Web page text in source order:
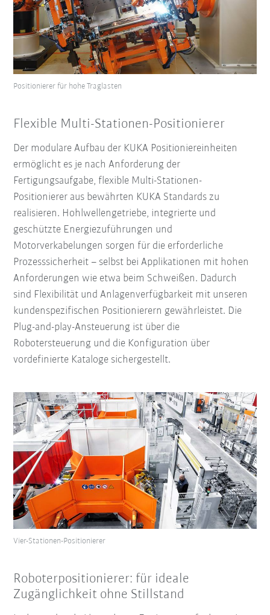
Positionierer für hohe Traglasten
Flexible Multi-Stationen-Positionierer
Der modulare Aufbau der KUKA Positioniereinheiten
ermöglicht es je nach Anforderung der
Fertigungsaufgabe, flexible Multi-Stationen-
Positionierer aus bewährten KUKA Standards zu
realisieren. Hohlwellengetriebe, integrierte und
geschützte Energiezuführungen und
Motorverkabelungen sorgen für die erforderliche
Prozesssicherheit – selbst bei Applikationen mit hohen
Anforderungen wie etwa beim Schweißen. Dadurch
sind Flexibilität und Anlagenverfügbarkeit mit unseren
kundenspezifischen Positionierern gewährleistet. Die
Plug-and-play-Ansteuerung ist über die
Robotersteuerung und die Konfiguration über
vordefinierte Kataloge sichergestellt.
Vier-Stationen-Positionierer
Roboterpositionierer: für ideale
Zugänglichkeit ohne Stillstand